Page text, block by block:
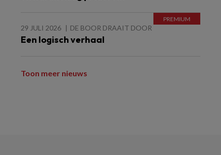
29 JULI 2026 DE BOOR DRAAIT DOOR
Een logisch verhaal
Toon meer nieuws